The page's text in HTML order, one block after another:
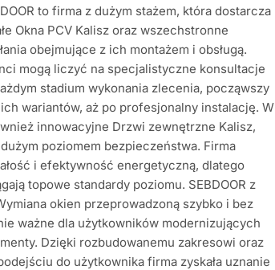
to firma z dużym stażem, która dostarcza
Okna PCV Kalisz oraz wszechstronne
obejmujące z ich montażem i obsługą.
mogą liczyć na specjalistyczne konsultacje
stadium wykonania zlecenia, począwszy
wariantów, aż po profesjonalny instalację. W
innowacyjne Drzwi zewnętrzne Kalisz,
poziomem bezpieczeństwa. Firma
i efektywność energetyczną, dlatego
topowe standardy poziomu. SEBDOOR z
okien przeprowadzoną szybko i bez
ważne dla użytkowników modernizujących
Dzięki rozbudowanemu zakresowi oraz
do użytkownika firma zyskała uznanie